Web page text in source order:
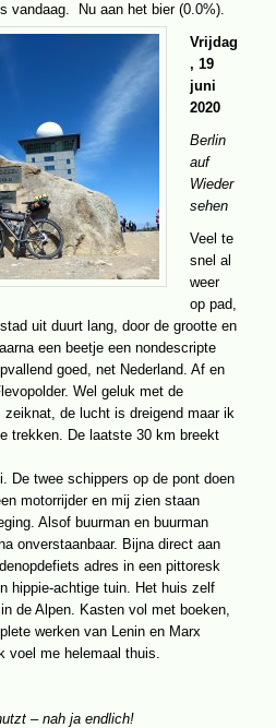
vandaag. Nu aan het bier (0.0%).
Vrijdag
, 19
juni
2020
Berlin
auf
Wieder
sehen
Veel te
snel al
weer
op pad,
uit duurt lang, door de grootte en
een beetje een nondescripte
goed, net Nederland. Af en
Wel geluk met de
de lucht is dreigend maar ik
trekken. De laatste 30 km breekt
De twee schippers op de pont doen
motorrijder en mij zien staan
Alsof buurman en buurman
onverstaanbaar. Bijna direct aan
adres in een pittoresk
hippie-achtige tuin. Het huis zelf
de Alpen. Kasten vol met boeken,
werken van Lenin en Marx
voel me helemaal thuis.
– nah ja endlich!